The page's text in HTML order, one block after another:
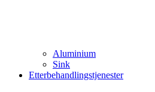
Aluminium
Sink
Etterbehandlingstjenester